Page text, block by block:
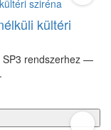
kültéri
SP3 rendszerhez —